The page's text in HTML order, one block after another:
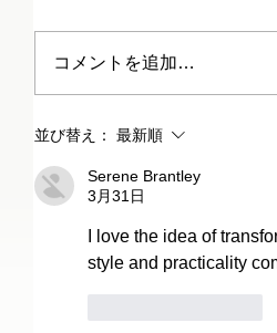
コメントを追加…
並び替え： 最新順
Serene Brantley
3月31日
I love the idea of
style and practicality